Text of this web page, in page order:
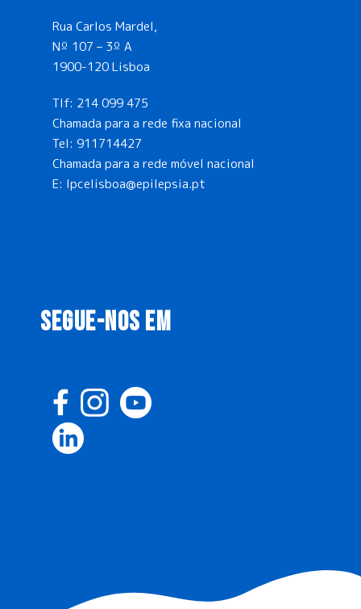
Rua Carlos Mardel,
Nº 107 – 3º A
1900-120 Lisboa
Tlf: 214 099 475
Chamada para a rede fixa nacional
Tel: 911714427
Chamada para a rede móvel nacional
E: lpcelisboa@epilepsia.pt
SEGUE-NOS EM